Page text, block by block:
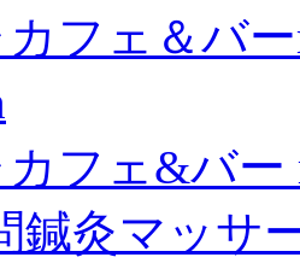
フェ＆バ
フェ&バー
鍼灸マッサ